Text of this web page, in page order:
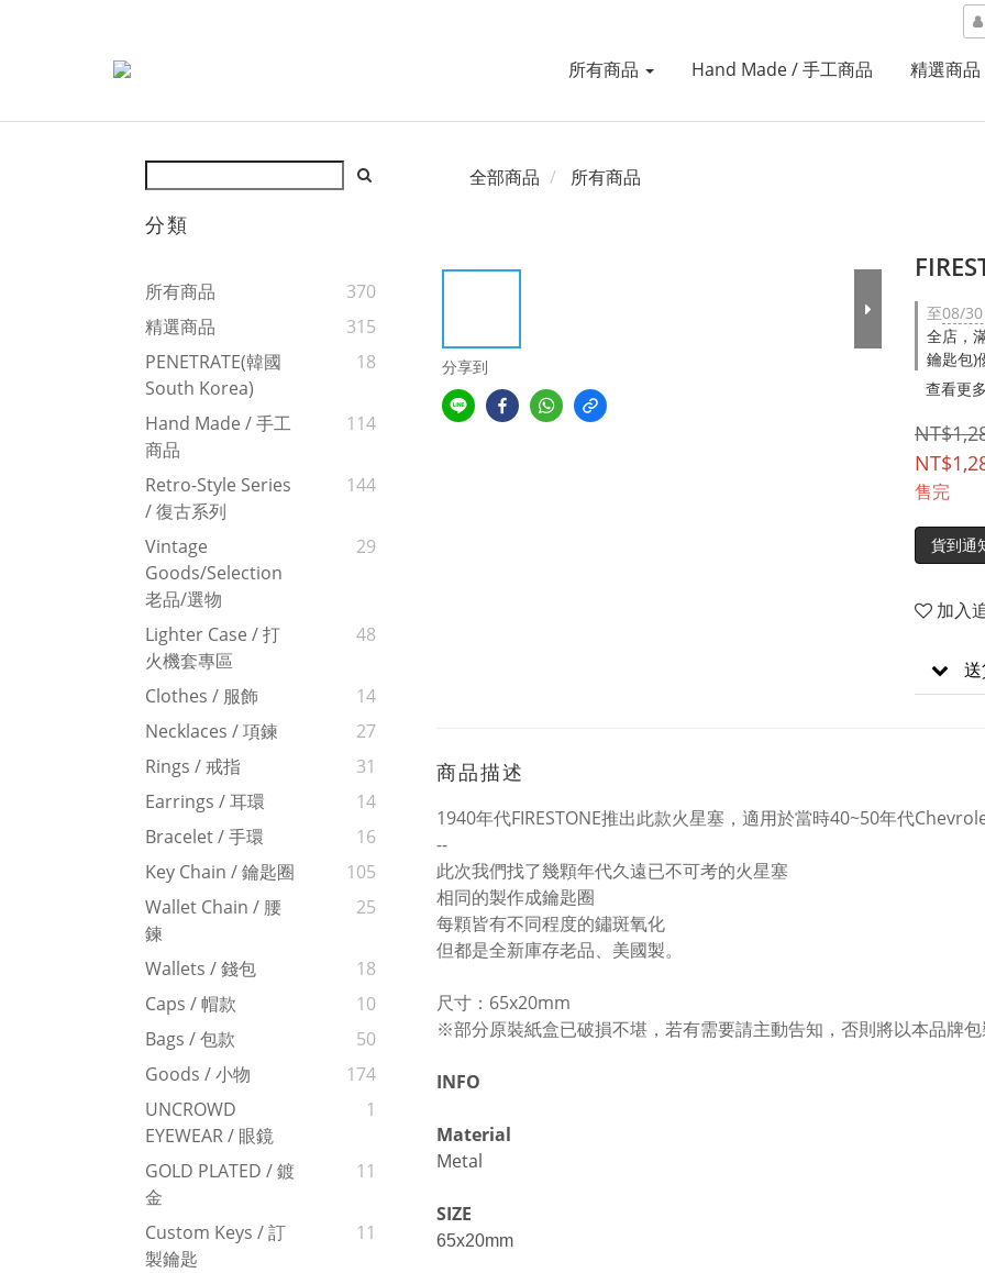
所有商品 Hand Made / 手工商品 精選商品
分類
所有商品
370
精選商品
315
PENETRATE(韓國
South Korea)
18
Hand Made / 手工
商品
114
Retro-Style Series
/ 復古系列
144
Vintage
Goods/Selection
老品/選物
29
Lighter Case / 打
火機套專區
48
Clothes / 服飾
14
Necklaces / 項鍊
27
Rings / 戒指
31
Earrings / 耳環
14
Bracelet / 手環
16
Key Chain / 鑰匙圈
105
Wallet Chain / 腰
鍊
25
Wallets / 錢包
18
Caps / 帽款
10
Bags / 包款
50
Goods / 小物
174
UNCROWD
EYEWEAR / 眼鏡
1
GOLD PLATED / 鍍
金
11
Custom Keys / 訂
製鑰匙
11
全部商品 所有商品
分享到
至08/
全店，
鑰匙包)
查看更多
售完
貨到通
加入
商品描述
1940年代FIRESTONE推出此款火星塞，適用於當時40~50年代
--
此次我們找了幾顆年代久遠已不可考的火星塞
相同的製作成鑰匙圈
每顆皆有不同程度的鏽斑氧化
但都是全新庫存老品、美國製。
尺寸：65x20mm
※部分原裝紙盒已破損不堪，若有需要請主動告知，否則將以本品牌包
INFO
Material
Metal
SIZE
65x20mm